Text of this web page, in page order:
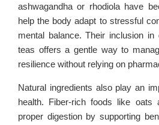
ashwagandha or rhodiola have
help the body adapt to stressful
mental balance. Their inclusion in
teas offers a gentle way to
resilience without relying on
Natural ingredients also play an
health. Fiber-rich foods like oats
proper digestion by supporting